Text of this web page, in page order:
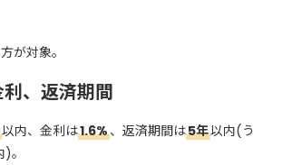
が対象。
、返済期間
以内、金利は1.6%、返済期間は5年以内(う
。